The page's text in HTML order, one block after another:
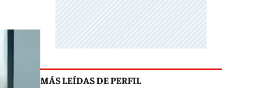
MÁS LEÍDAS DE PERFIL